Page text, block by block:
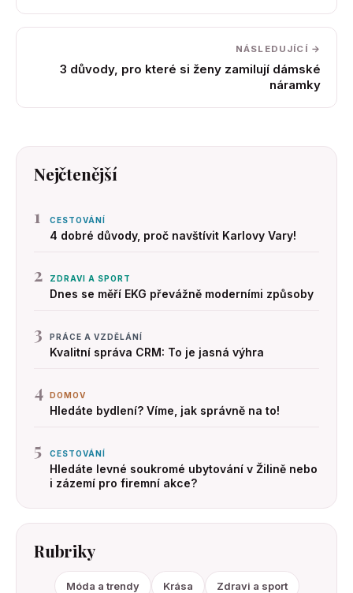
NÁSLEDUJÍCÍ →
3 důvody, pro které si ženy zamilují dámské
náramky
Nejčtenější
1 CESTOVÁNÍ
4 dobré důvody, proč navštívit Karlovy Vary!
2 ZDRAVI A SPORT
Dnes se měří EKG převážně moderními způsoby
3 PRÁCE A VZDĚLÁNÍ
Kvalitní správa CRM: To je jasná výhra
4 DOMOV
Hledáte bydlení? Víme, jak správně na to!
5 CESTOVÁNÍ
Hledáte levné soukromé ubytování v Žilině nebo
i zázemí pro firemní akce?
Rubriky
Móda a trendy Krása Zdravi a sport